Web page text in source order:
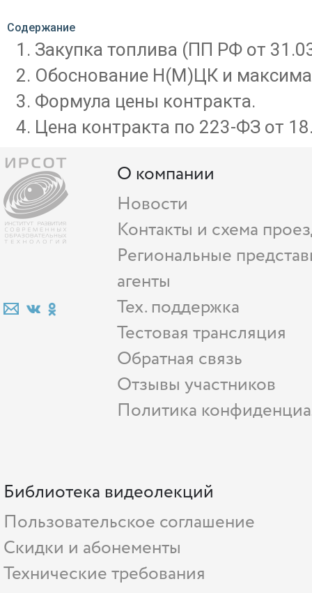
Содержание
Закупка топлива (ПП РФ от
Обоснование Н(М)ЦК и
Формула цены контракта.
Цена контракта по 223-ФЗ от
О компании
Новости
Контакты и схема
Региональные
агенты
Тех. поддержка
Тестовая трансляция
Обратная связь
Отзывы участников
Политика
Библиотека видеолекций
Пользовательское соглашение
Скидки и абонементы
Технические требования